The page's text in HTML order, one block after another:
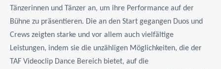
Tänzerinnen und Tänzer an, um ihre Performance auf der
Bühne zu präsentieren. Die an den Start gegangen Duos und
Crews zeigten starke und vor allem auch vielfältige
Leistungen, indem sie die unzähligen Möglichkeiten, die der
TAF Videoclip Dance Bereich bietet, auf die